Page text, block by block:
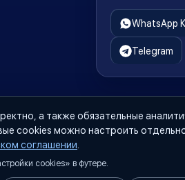
WhatsApp
Telegram
а также обязательные
cookies можно настроить
соглашении
cookies» в футере.